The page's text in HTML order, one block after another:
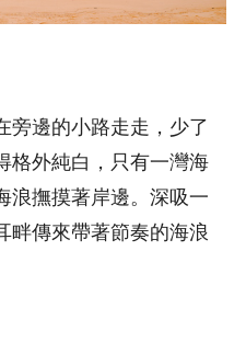
旁邊的小路走走，少了
格外純白，只有一灣海
浪撫摸著岸邊。深吸一
畔傳來帶著節奏的海浪